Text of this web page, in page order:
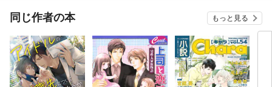
同じ作者の本 もっと見る